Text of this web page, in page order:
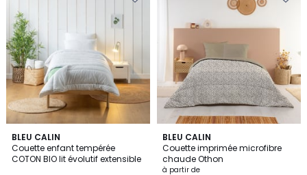
BLEU CALIN
Couette enfant tempérée
COTON BIO lit évolutif extensible
5
/
5
BLEU CALIN
Couette imprimée microfibre
chaude Othon
à partir de
4
/
5